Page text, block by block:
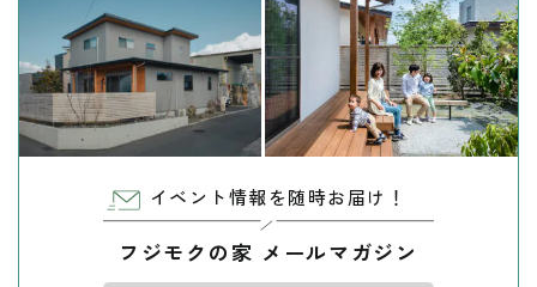
イベント情報を随時お届け！
フジモクの家 メールマガジン